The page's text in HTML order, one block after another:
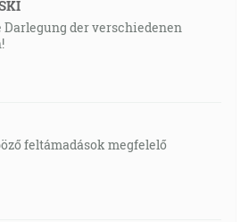
Darlegung der verschiedenen
feltámadások megfelelő